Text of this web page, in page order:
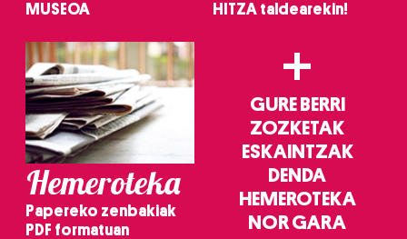
MUSEOA
HITZA taldearekin!
Hemeroteka
Papereko zenbakiak
PDF formatuan
+
GURE BERRI
ZOZKETAK
ESKAINTZAK
DENDA
HEMEROTEKA
NOR GARA